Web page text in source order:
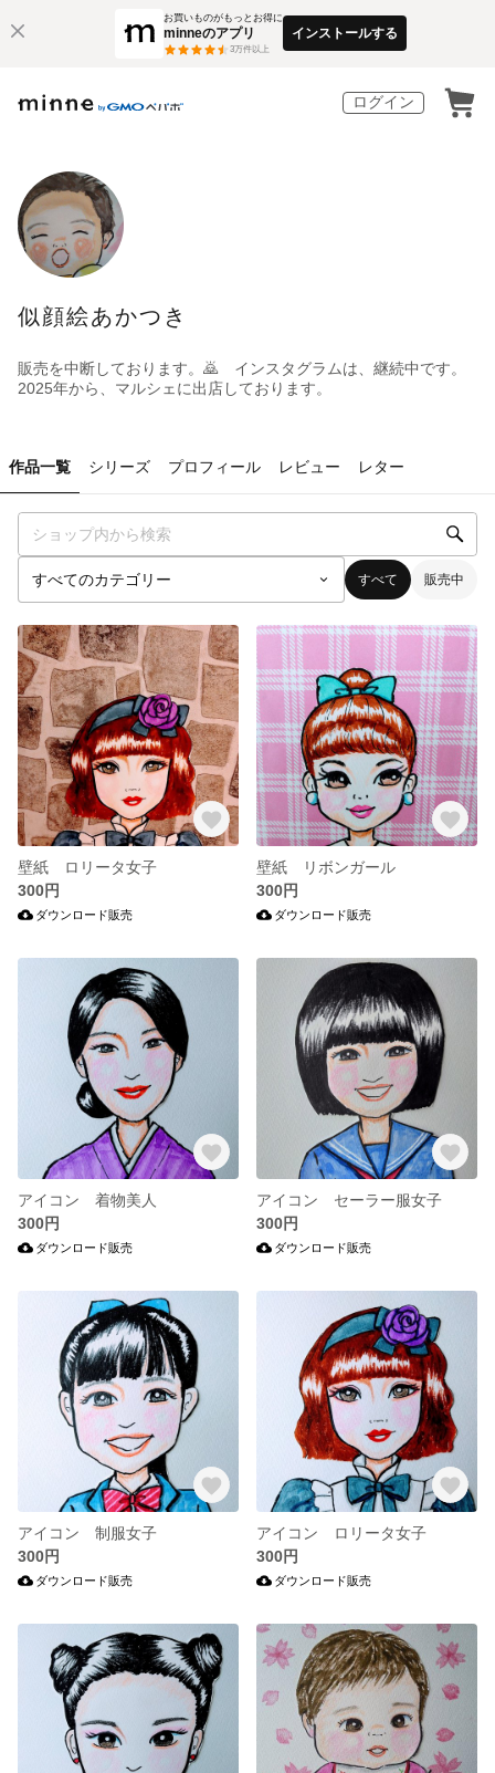
お買いものがもっとお得に
minneのアプリ
3万件以上
インストールする
ログイン
似顔絵あかつき
販売を中断しております。🙇 インスタグラムは、継続中です。
2025年から、マルシェに出店しております。
作品一覧 シリーズ プロフィール レビュー レター
すべて 販売中
壁紙 ロリータ女子
300円
ダウンロード販売
壁紙 リボンガール
300円
ダウンロード販売
アイコン 着物美人
300円
ダウンロード販売
アイコン セーラー服女子
300円
ダウンロード販売
アイコン 制服女子
300円
ダウンロード販売
アイコン ロリータ女子
300円
ダウンロード販売